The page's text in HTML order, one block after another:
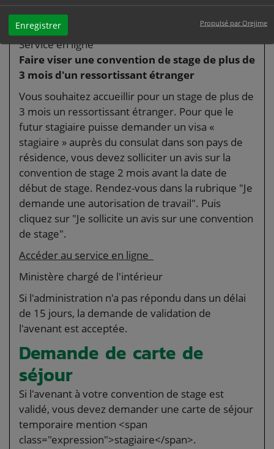
Enregistrer Propulsé par Orejime
convention de stage initiale.
Service en ligne
Faire viser une convention de stage de plus de
3 mois d'un ressortissant étranger
Vous souhaitez accueillir pour un stage de plus de
3 mois un ressortissant étranger. Pour que le
futur stagiaire puisse demander un visa «
stagiaire » auprès du consulat dans son pays de
résidence, vous devez solliciter un avis sur la
convention de stage 2 mois avant la date de
début de stage. Rendez-vous dans la rubrique "Je
demande une autorisation de travail". Puis
cliquez sur "Je sollicite un avis sur une convention
de stage".
Accéder au service en ligne
Ministère chargé de l'intérieur
Si l'administration n'a pas répondu dans un délai
de 15 jours, la demande de validation de
l'avenant est acceptée.
Demande de carte de
séjour
Si l'avenant à votre convention de stage est
validé, vous devez demander une carte de séjour
temporaire mention <span
class="expression">stagiaire</span>.